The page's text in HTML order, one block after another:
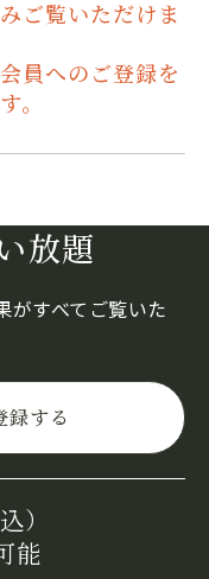
ご覧いただけま
員へのご登録を
。
放題
がすべてご覧いた
録する
）
能